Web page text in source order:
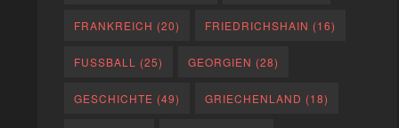
FRANKREICH (20) FRIEDRICHSHAIN (16)
FUSSBALL (25) GEORGIEN (28)
GESCHICHTE (49) GRIECHENLAND (18)